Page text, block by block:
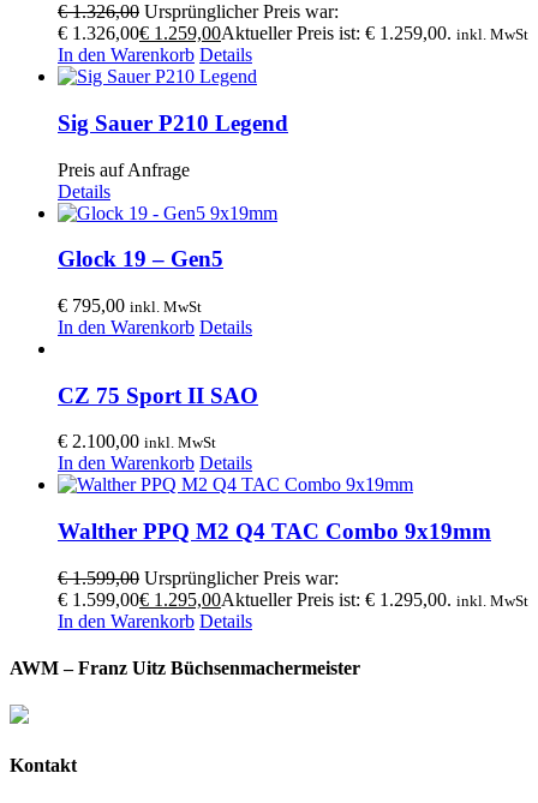
€1.326,00 Ursprünglicher Preis war:
€ 1.326,00€ 1.259,00Aktueller Preis ist: € 1.259,00. inkl. MwSt
In den Warenkorb Details
Sig Sauer P210 Legend
Preis auf Anfrage
Details
Glock 19 – Gen5
€ 795,00 inkl. MwSt
In den Warenkorb Details
CZ 75 Sport II SAO
€ 2.100,00 inkl. MwSt
In den Warenkorb Details
Walther PPQ M2 Q4 TAC Combo 9x19mm
€1.599,00 Ursprünglicher Preis war:
€ 1.599,00€ 1.295,00Aktueller Preis ist: € 1.295,00. inkl. MwSt
In den Warenkorb Details
AWM – Franz Uitz Büchsenmachermeister
Kontakt